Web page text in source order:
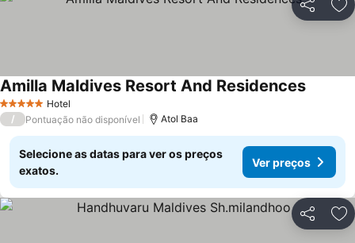
Partilhar
5 Estrelas Hotel
Amilla Maldives Resort And ResidencesVer
/ Pontuação não disponível Atol Baa
Selecione as datas para ver os preços
exatos.
Ver preços
Partilhar